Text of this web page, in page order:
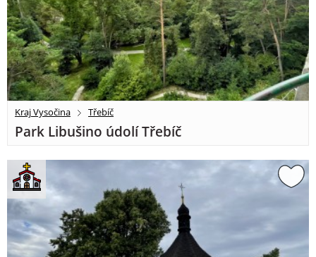
Kraj Vysočina Třebíč
Park Libušino údolí Třebíč